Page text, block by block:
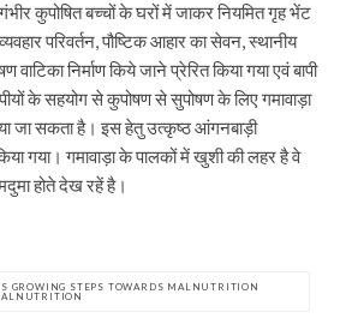
गंभीर कुपोषित बच्चों के घरों में जाकर नियमित गृह भेंट
परिवर्तन, पौष्टिक आहार का सेवन, स्थानीय
निर्माण किये जाने प्रेरित किया गया एवं बापी
के सहयोग से कुपोषण से सुपोषण के लिए गमावाड़ा
जा सकता है। इस हेतु उत्कृष्ठ आंगनबाड़ी
गया। गमावाड़ा के पालकों में खुशी की लहर है वे
होते देख रहें है।
GROWING STEPS TOWARDS MALNUTRITION